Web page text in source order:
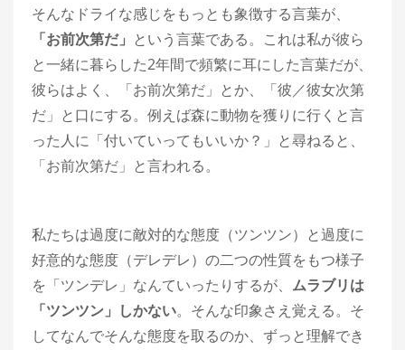
そんなドライな感じをもっとも象徴する言葉が、
「お前次第だ」 という言葉である。これは私が彼ら
と一緒に暮らした2年間で頻繁に耳にした言葉だが、
彼らはよく、「お前次第だ」とか、「彼／彼女次第
だ」と口にする。例えば森に動物を獲りに行くと言
った人に「付いていってもいいか？」と尋ねると、
「お前次第だ」と言われる。
私たちは過度に敵対的な態度（ツンツン）と過度に
好意的な態度（デレデレ）の二つの性質をもつ様子
を「ツンデレ」なんていったりするが、 ムラブリは
「ツンツン」しかない。そんな印象さえ覚える。そ
してなんでそんな態度を取るのか、ずっと理解でき